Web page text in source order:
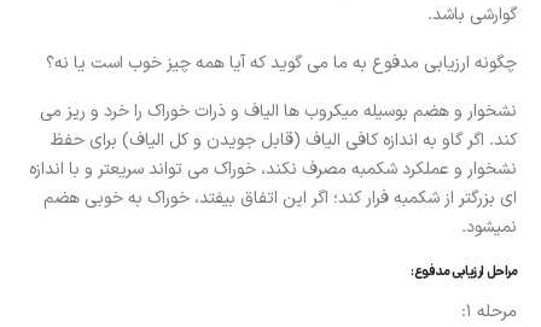
گوارشی باشد.
چگونه ارزیابی مدفوع به ما می گوید که آیا همه چیز خوب است یا نه؟
نشخوار و هضم بوسیله میکروب ها الیاف و ذرات خوراک را خرد و ریز می
کند. اگر گاو به اندازه کافی الیاف (قابل جویدن و کل الیاف) برای حفظ
نشخوار و عملکرد شکمبه مصرف نکند، خوراک می تواند سریعتر و با اندازه
ای بزرگتر از شکمبه فرار کند؛ اگر این اتفاق بیفتد، خوراک به خوبی هضم
نمیشود.
مراحل ارزیابی مدفوع:
مرحله 1: